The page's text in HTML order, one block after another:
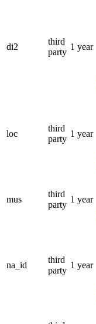
di2
third
party
1 year
loc
third
party
1 year
mus
third
party
1 year
na_id
third
party
1 year